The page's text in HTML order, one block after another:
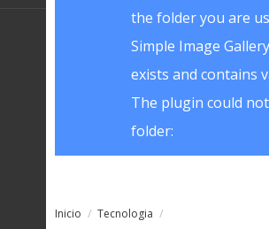
the folder you are
Simple Image
exists and contains
The plugin could
folder:
Inicio / Tecnologia /